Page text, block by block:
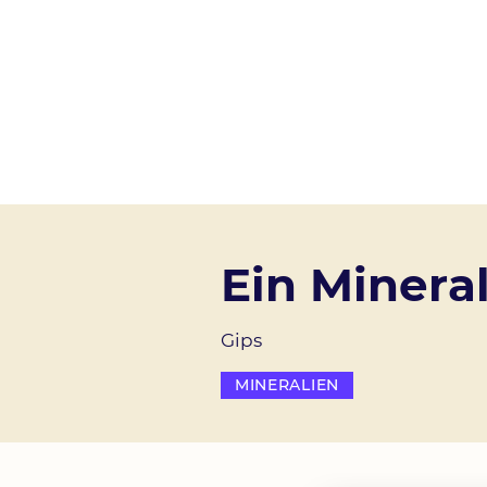
Ein
Gips
MINERALIEN